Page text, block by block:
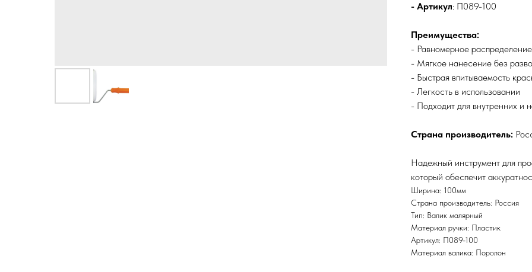
- Артикул: П089-100
Преимущества:
- Равномерное
- Мягкое нанесение без
- Быстрая впитываемость
- Легкость в использовании
- Подходит для внутренних и
Страна производитель:
Надежный инструмент для
который обеспечит
Ширина: 100мм
Страна производитель: Россия
Тип: Валик малярный
Материал ручки: Пластик
Артикул: П089-100
Материал валика: Поролон